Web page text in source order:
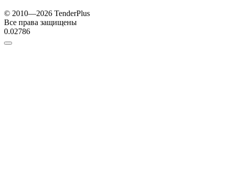
© 2010—2026 TenderPlus
Все права защищены
0.02786